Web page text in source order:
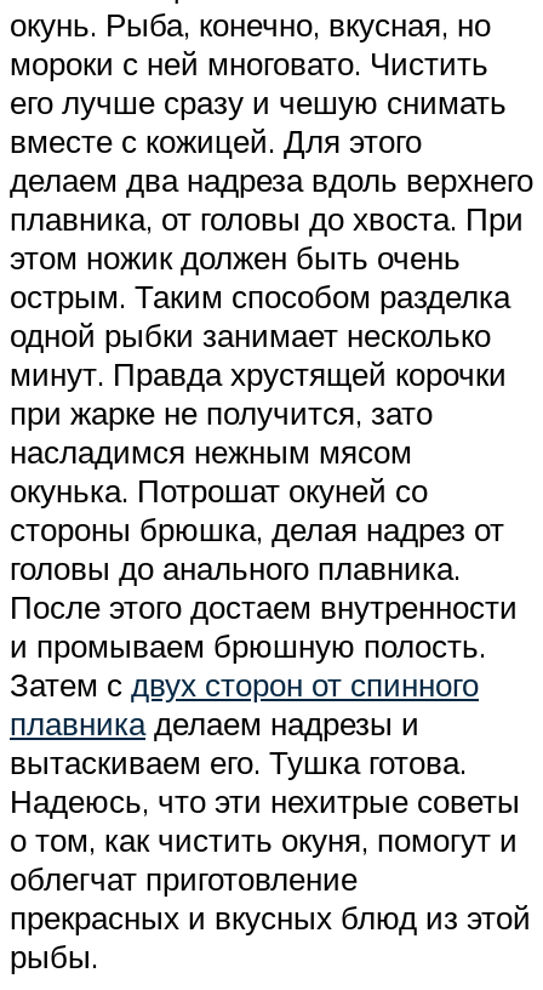
окунь. Рыба, конечно, вкусная, но
мороки с ней многовато. Чистить
его лучше сразу и чешую снимать
вместе с кожицей. Для этого
делаем два надреза вдоль верхнего
плавника, от головы до хвоста. При
этом ножик должен быть очень
острым. Таким способом разделка
одной рыбки занимает несколько
минут. Правда хрустящей корочки
при жарке не получится, зато
насладимся нежным мясом
окунька. Потрошат окуней со
стороны брюшка, делая надрез от
головы до анального плавника.
После этого достаем внутренности
и промываем брюшную полость.
Затем с двух сторон от спинного
плавникаделаем надрезы и
вытаскиваем его. Тушка готова.
Надеюсь, что эти нехитрые советы
о том, как чистить окуня, помогут и
облегчат приготовление
прекрасных и вкусных блюд из этой
рыбы.